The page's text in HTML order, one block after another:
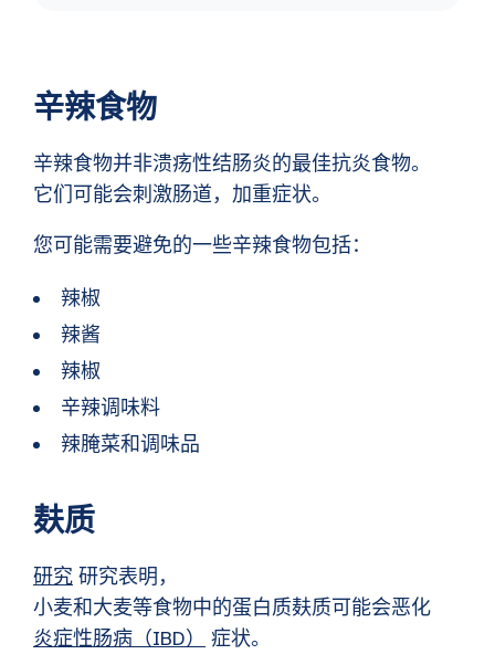
辛辣食物
辛辣食物并非溃疡性结肠炎的最佳抗炎食物。
它们可能会刺激肠道，加重症状。
您可能需要避免的一些辛辣食物包括：
辣椒
辣酱
辣椒
辛辣调味料
辣腌菜和调味品
麸质
研究 研究表明，
小麦和大麦等食物中的蛋白质麸质可能会恶化
炎症性肠病（IBD）
症状。